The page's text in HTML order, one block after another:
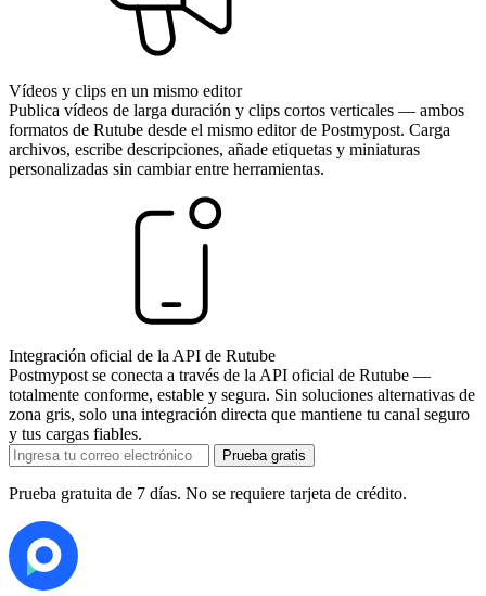
Vídeos y clips en un mismo editor
Publica vídeos de larga duración y clips cortos verticales — ambos
formatos de Rutube desde el mismo editor de Postmypost. Carga
archivos, escribe descripciones, añade etiquetas y miniaturas
personalizadas sin cambiar entre herramientas.
Integración oficial de la API de Rutube
Postmypost se conecta a través de la API oficial de Rutube —
totalmente conforme, estable y segura. Sin soluciones alternativas de
zona gris, solo una integración directa que mantiene tu canal seguro
y tus cargas fiables.
Prueba gratis
Prueba gratuita de 7 días. No se requiere tarjeta de crédito.